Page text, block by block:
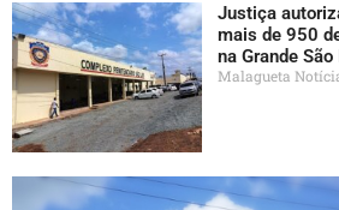
Justiça
mais de 950
na Grande
Malagueta